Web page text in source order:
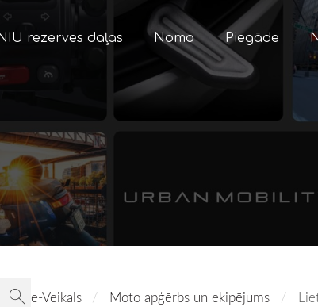
rezerves daļas Noma Piegāde
e-Veikals Moto apģērbs un ekipējums